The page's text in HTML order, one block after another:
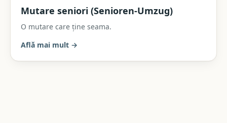
Mutare seniori (Senioren-Umzug)
O mutare care ține seama.
Află mai mult →